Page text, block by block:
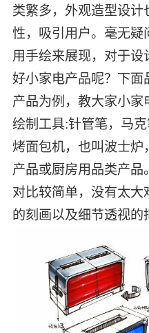
类繁多，外观造型设
性，吸引用户。毫无疑
用手绘来展现，对于设
好小家电产品呢？下面
产品为例，教大家小家
绘制工具:针管笔，马
烤面包机，也叫波士炉
产品或厨房用品类产品
对比较简单，没有太大
的刻画以及细节透视的